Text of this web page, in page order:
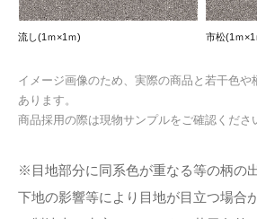
流し(1ｍ×1ｍ) 市松(1ｍ×1
イメージ画像のため、実際の商品と若干色や
あります。
商品採用の際は現物サンプルをご確認くださ
※目地部分に同系色が重なる等の柄の
下地の影響等により目地が目立つ場合